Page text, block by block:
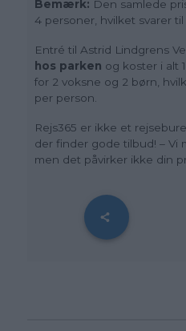
Bemærk: Den samlede
4 personer, hvilket svarer
Entré til Astrid Lindgrens
hos parken og koster i alt
for 2 voksne og 2 børn,
per person.
Rejs365 er ikke et
der finder gode tilbud! – Vi
men det påvirker ikke din